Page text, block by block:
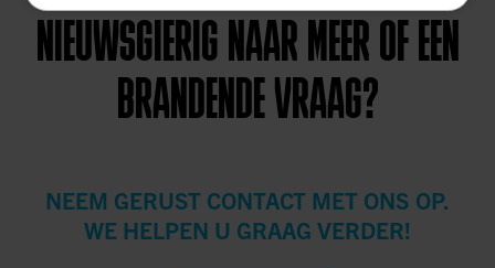
NIEUWSGIERIG NAAR MEER OF EEN
BRANDENDE VRAAG?
NEEM GERUST CONTACT MET ONS OP.
WE HELPEN U GRAAG VERDER!